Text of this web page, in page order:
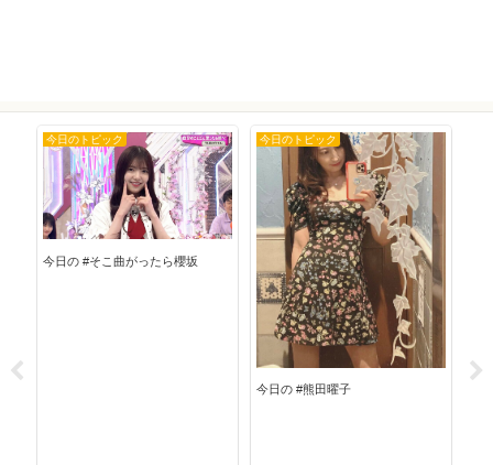
今日のトピック
今日の #そこ曲がったら櫻坂
今日のトピック
今日の #熊田曜子